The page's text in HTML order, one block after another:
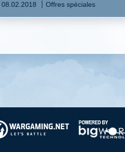
08.02.2018 Offres spéciales